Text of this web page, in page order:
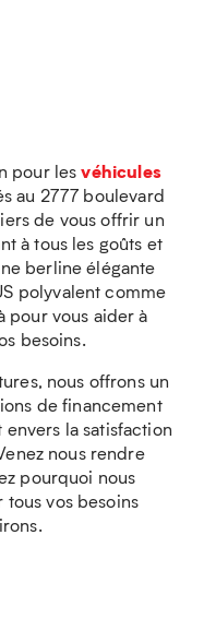
pour lesvéhicules
au 2777 boulevard
de vous offrir un
à tous les goûts et
berline élégante
polyvalent comme
pour vous aider à
besoins.
nous offrons un
de financement
la satisfaction
nous rendre
pourquoi nous
vos besoins